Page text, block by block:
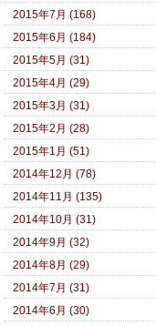
2015年7月 (168)
2015年6月 (184)
2015年5月 (31)
2015年4月 (29)
2015年3月 (31)
2015年2月 (28)
2015年1月 (51)
2014年12月 (78)
2014年11月 (135)
2014年10月 (31)
2014年9月 (32)
2014年8月 (29)
2014年7月 (31)
2014年6月 (30)